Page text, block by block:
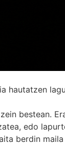
hautatzen
bestean.
edo
berdin